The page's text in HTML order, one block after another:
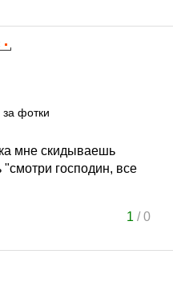
фотки
мне скидываешь
"смотри господин, все
1 /0